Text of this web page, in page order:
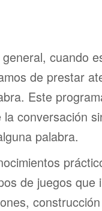
cuando
de prestar
Este
conversación
palabra.
de juegos que